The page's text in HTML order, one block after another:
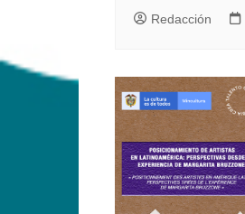
Redacción